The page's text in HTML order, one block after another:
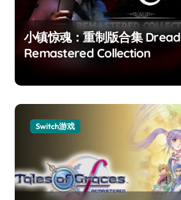
小镇惊魂：重制版合集
Remastered Collection
Switch游戏